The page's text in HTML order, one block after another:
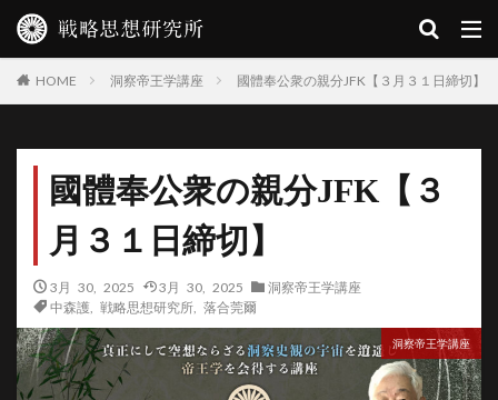
HOME 洞察帝王学講座 國體奉公衆の親分JFK【３月３１日締切】
國體奉公衆の親分JFK【３
月３１日締切】
3月 30, 2025 3月 30, 2025
洞察帝王学講座
中森護, 戦略思想研究所, 落合莞爾
洞察帝王学講座